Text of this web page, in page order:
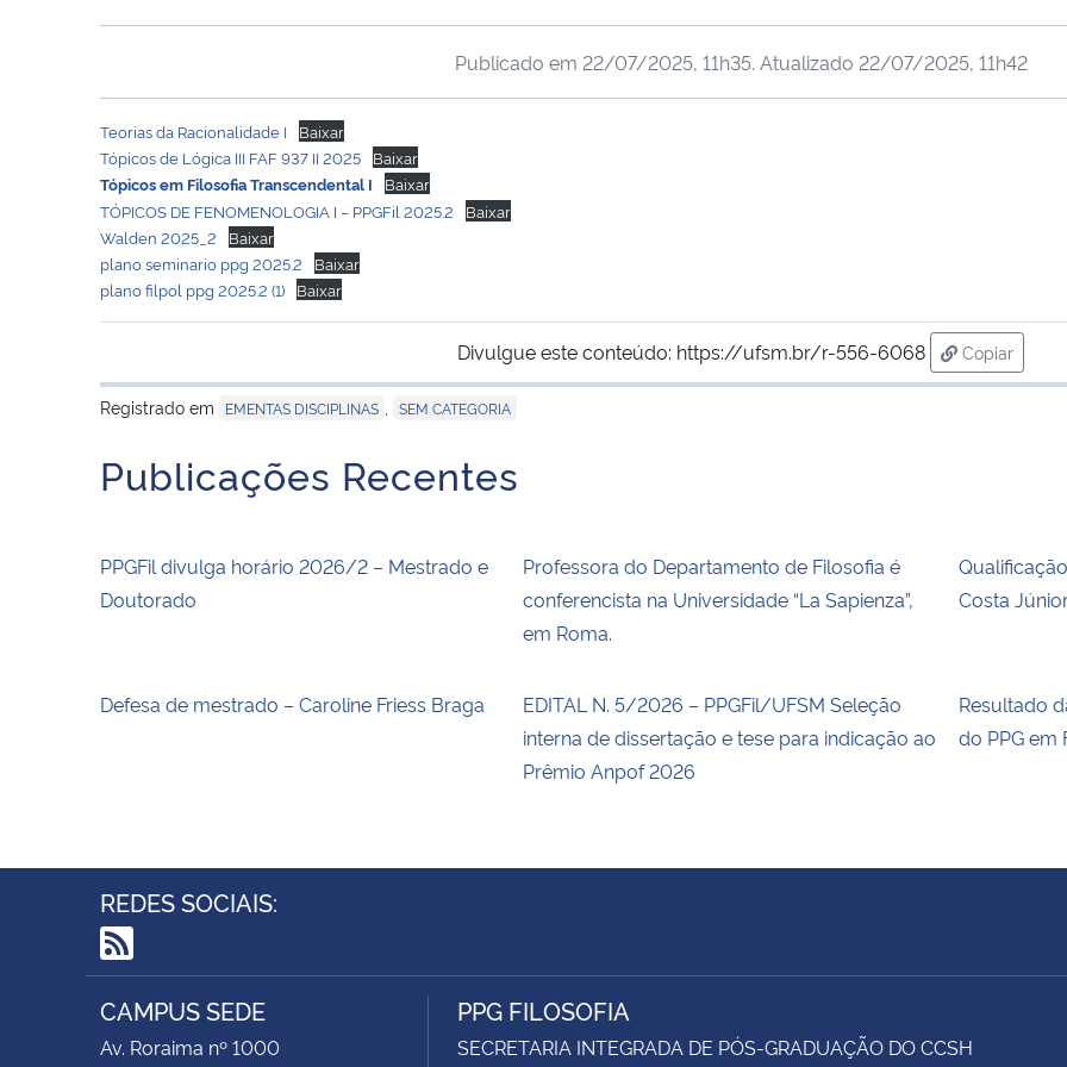
Publicado em 22/07/2025, 11h35. Atualizado 22/07/2025, 11h42
Teorias da Racionalidade I
Baixar
Tópicos de Lógica III FAF 937 II 2025
Baixar
Tópicos em Filosofia Transcendental I
Baixar
TÓPICOS DE FENOMENOLOGIA I – PPGFil 2025.2
Baixar
Walden 2025_2
Baixar
plano seminario ppg 2025.2
Baixar
plano filpol ppg 2025.2 (1)
Baixar
Divulgue este conteúdo: https://ufsm.br/r-556-6068
Copiar
para área
Registrado em
EMENTAS DISCIPLINAS SEM CATEGORIA
Publicações Recentes
PPGFil divulga horário 2026/2 – Mestrado e
Doutorado
Professora do Departamento de Filosofia é
conferencista na Universidade “La Sapienza”,
em Roma.
Costa
Defesa de mestrado – Caroline Friess Braga
EDITAL N. 5/2026 – PPGFil/UFSM Seleção
interna de dissertação e tese para indicação ao
Prêmio Anpof 2026
Resultado
do PPG em
REDES SOCIAIS:
RSS
CAMPUS SEDE
Av. Roraima nº 1000
PPG FILOSOFIA
SECRETARIA INTEGRADA DE PÓS-GRADUAÇÃO DO CCSH